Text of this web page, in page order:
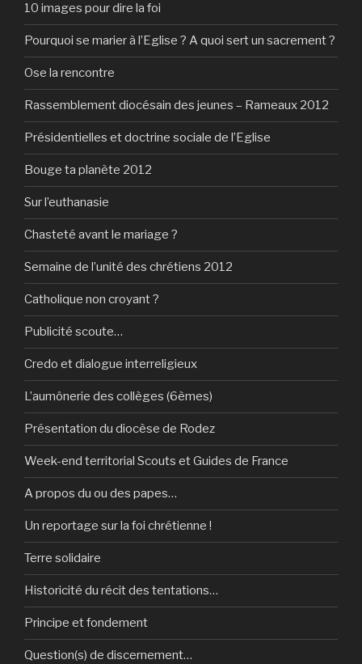
10 images pour dire la foi
Pourquoi se marier à l’Eglise ? A quoi sert un sacrement ?
Ose la rencontre
Rassemblement diocésain des jeunes – Rameaux 2012
Présidentielles et doctrine sociale de l’Eglise
Bouge ta planète 2012
Sur l’euthanasie
Chasteté avant le mariage ?
Semaine de l’unité des chrétiens 2012
Catholique non croyant ?
Publicité scoute…
Credo et dialogue interreligieux
L’aumônerie des collèges (6èmes)
Présentation du diocèse de Rodez
Week-end territorial Scouts et Guides de France
A propos du ou des papes…
Un reportage sur la foi chrétienne !
Terre solidaire
Historicité du récit des tentations…
Principe et fondement
Question(s) de discernement…